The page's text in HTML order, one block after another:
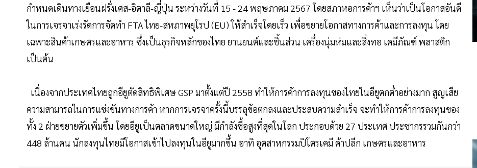
กำหนดเดินทางเยือนฝรั่งเศส-อิตาลี-ญี่ปุ่น ระหว่างวันที่ 15 - 24 พฤษภาคม 2567 โดยสภาหอการค้าฯ เห็นว่าเป็นโอกาสอันดี
ในการเจรจาเร่งรัดการจัดทำ FTA ไทย-สหภาพยุโรป (EU) ให้สำเร็จโดยเร็ว เพื่อขยายโอกาสทางการค้าและการลงทุน โดย
เฉพาะสินค้าเกษตรและอาหาร ซึ่งเป็นธุรกิจหลักของไทย ยานยนต์และชิ้นส่วน เครื่องนุ่มห่มและสิ่งทอ เคมีภัณฑ์ พลาสติก
เป็นต้น
เนื่องจากประเทศไทยถูกอียูตัดสิทธิพิเศษ GSP มาตั้งแต่ปี 2558 ทำให้การค้าการลงทุนของไทยในอียูตกต่ำอย่างมาก สูญเสีย
ความสามารถในการแข่งขันทางการค้า หากการเจรจาครั้งนี้บรรลุข้อตกลงและประสบความสำเร็จ จะทำให้การค้าการลงทุนของ
ทั้ง 2 ฝ่ายขยายตัวเพิ่มขึ้น โดยอียูเป็นตลาดขนาดใหญ่ มีกำลังซื้อสูงที่สุดในโลก ประกอบด้วย 27 ประเทศ ประชากรรวมกันกว่า
448 ล้านคน นักลงทุนไทยมีโอกาสเข้าไปลงทุนในอียูมากขึ้น อาทิ อุตสาหกรรมปิโตรเคมี ค้าปลีก เกษตรและอาหาร